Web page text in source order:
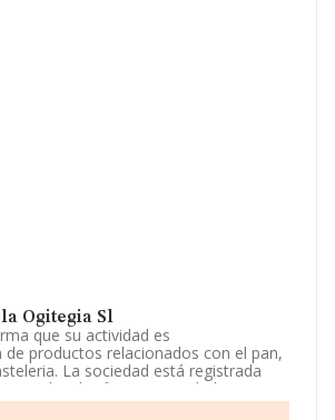
Ogitegia Sl
que su actividad es
de productos relacionados con el pan,
La sociedad está registrada
Clasifica su actividad CNAE
de pan y de productos frescos de